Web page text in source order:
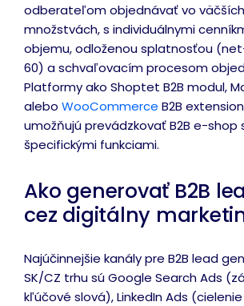
odberateľom objednávať vo väčších
množstvách, s individuálnymi
objemu, odloženou splatnosťou
60) a schvaľovacím procesom
Platformy ako Shoptet B2B modul,
aleboWooCommerce B2B
umožňujú prevádzkovať B2B e-shop
špecifickými funkciami.
Ako generovať B2B
cez digitálny
Najúčinnejšie kanály pre B2B lead
SK/CZ trhu sú Google Search Ads
kľúčové slová), LinkedIn Ads